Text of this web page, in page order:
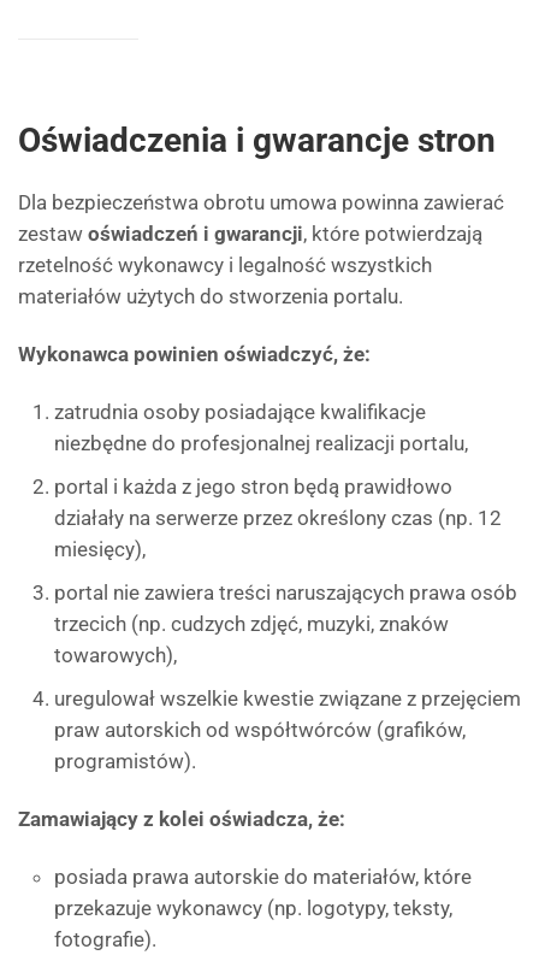
Oświadczenia i gwarancje stron
Dla bezpieczeństwa obrotu umowa powinna zawierać
zestaw oświadczeń i gwarancji, które potwierdzają
rzetelność wykonawcy i legalność wszystkich
materiałów użytych do stworzenia portalu.
Wykonawca powinien oświadczyć, że:
zatrudnia osoby posiadające kwalifikacje
niezbędne do profesjonalnej realizacji portalu,
portal i każda z jego stron będą prawidłowo
działały na serwerze przez określony czas (np. 12
miesięcy),
portal nie zawiera treści naruszających prawa osób
trzecich (np. cudzych zdjęć, muzyki, znaków
towarowych),
uregulował wszelkie kwestie związane z przejęciem
praw autorskich od współtwórców (grafików,
programistów).
Zamawiający z kolei oświadcza, że:
posiada prawa autorskie do materiałów, które
przekazuje wykonawcy (np. logotypy, teksty,
fotografie).